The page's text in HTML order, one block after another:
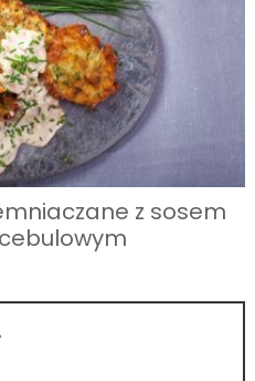
z sosem